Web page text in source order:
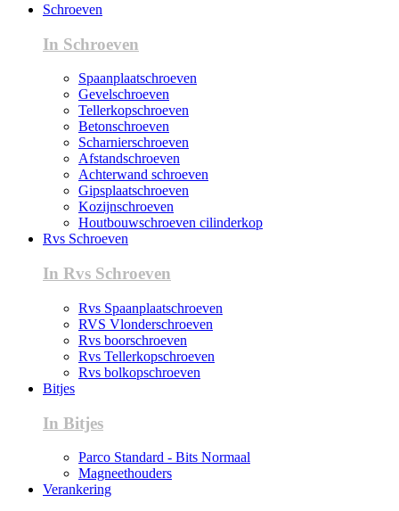
Schroeven
In Schroeven
Spaanplaatschroeven
Gevelschroeven
Tellerkopschroeven
Betonschroeven
Scharnierschroeven
Afstandschroeven
Achterwand schroeven
Gipsplaatschroeven
Kozijnschroeven
Houtbouwschroeven cilinderkop
Rvs Schroeven
In Rvs Schroeven
Rvs Spaanplaatschroeven
RVS Vlonderschroeven
Rvs boorschroeven
Rvs Tellerkopschroeven
Rvs bolkopschroeven
Bitjes
In Bitjes
Parco Standard - Bits Normaal
Magneethouders
Verankering